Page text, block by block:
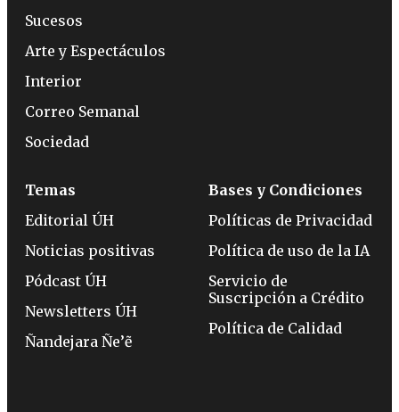
Sucesos
Arte y Espectáculos
Interior
Correo Semanal
Sociedad
Temas
Editorial ÚH
Noticias positivas
Pódcast ÚH
Newsletters ÚH
Ñandejara Ñe’ẽ
Bases y Condiciones
Políticas de Privacidad
Política de uso de la IA
Servicio de
Suscripción a Crédito
Política de Calidad